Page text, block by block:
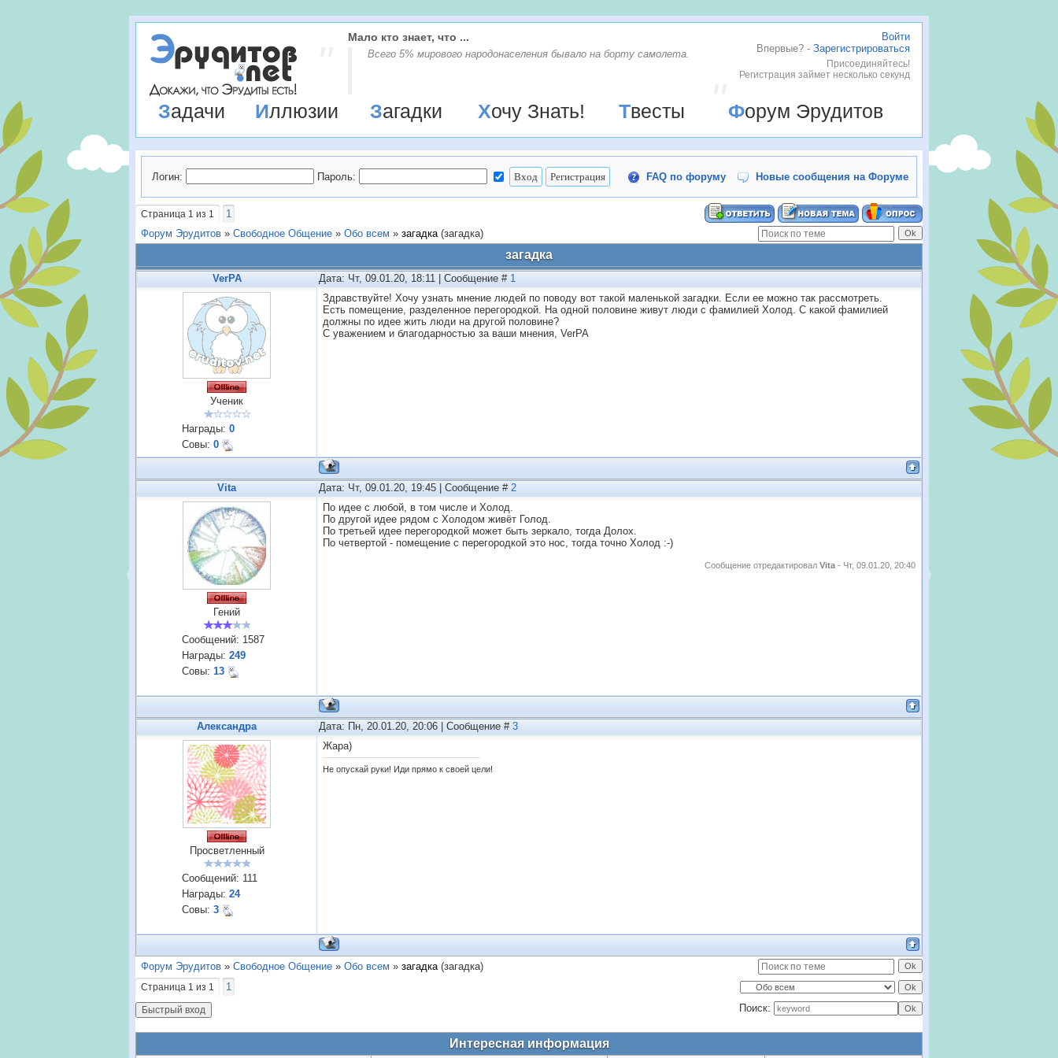
Войти
Впервые? - Зарегистрироваться
Присоединяйтесь!
Регистрация займет несколько секунд
Мало кто знает, что ...
Всего 5% мирового народонаселения бывало на борту самолета.
Задачи Иллюзии Загадки Хочу Знать! Твесты Форум Эрудитов
Логин: Пароль: FAQ по форуму Новые сообщения на Форуме
Страница 1 из 1
1
Форум Эрудитов » Свободное Общение » Обо всем » загадка (загадка)
загадка
VerPA Дата: Чт, 09.01.20, 18:11 | Сообщение # 1
Ученик
Награды: 0
Совы: 0
Здравствуйте! Хочу узнать мнение людей по поводу вот такой маленькой загадки. Если ее можно так рассмотреть.
Есть помещение, разделенное перегородкой. На одной половине живут люди с фамилией Холод. С какой фамилией
должны по идее жить люди на другой половине?
С уважением и благодарностью за ваши мнения, VerPA
Vita Дата: Чт, 09.01.20, 19:45 | Сообщение # 2
Гений
Сообщений: 1587
Награды: 249
Совы: 13
По идее с любой, в том числе и Холод.
По другой идее рядом с Холодом живёт Голод.
По третьей идее перегородкой может быть зеркало, тогда Долох.
По четвертой - помещение с перегородкой это нос, тогда точно Холод :-)
Сообщение отредактировал Vita - Чт, 09.01.20, 20:40
Александра Дата: Пн, 20.01.20, 20:06 | Сообщение # 3
Просветленный
Сообщений: 111
Награды: 24
Совы: 3
Жара)
Не опускай руки! Иди прямо к своей цели!
Форум Эрудитов » Свободное Общение » Обо всем » загадка (загадка)
Страница 1 из 1
1
Поиск:
Интересная информация